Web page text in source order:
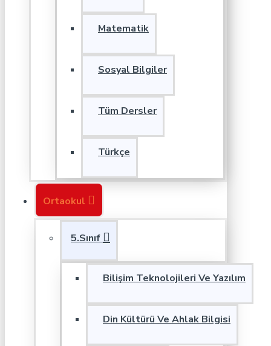
Matematik
Sosyal Bilgiler
Tüm Dersler
Türkçe
Ortaokul
5.Sınıf
Bilişim Teknolojileri Ve Yazılım
Din Kültürü Ve Ahlak Bilgisi